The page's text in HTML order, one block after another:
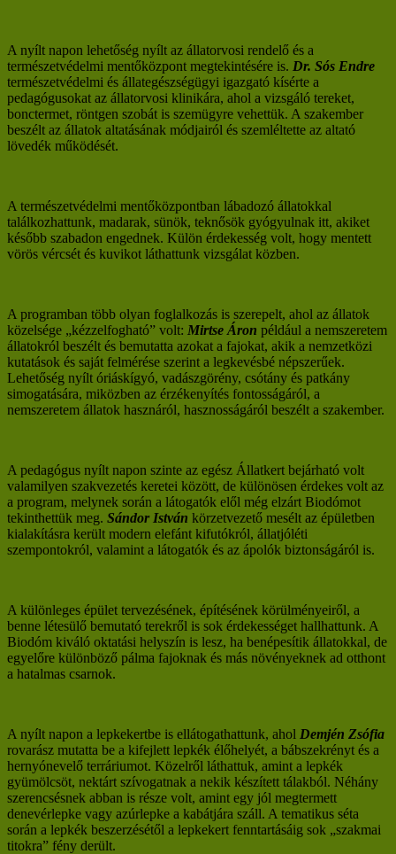
A nyílt napon lehetőség nyílt az állatorvosi rendelő és a
természetvédelmi mentőközpont megtekintésére is. Dr. Sós Endre
természetvédelmi és állategészségügyi igazgató kísérte a
pedagógusokat az állatorvosi klinikára, ahol a vizsgáló tereket,
bonctermet, röntgen szobát is szemügyre vehettük. A szakember
beszélt az állatok altatásának módjairól és szemléltette az altató
lövedék működését.
A természetvédelmi mentőközpontban lábadozó állatokkal
találkozhattunk, madarak, sünök, teknősök gyógyulnak itt, akiket
később szabadon engednek. Külön érdekesség volt, hogy mentett
vörös vércsét és kuvikot láthattunk vizsgálat közben.
A programban több olyan foglalkozás is szerepelt, ahol az állatok
közelsége „kézzelfogható” volt: Mirtse Áron például a nemszeretem
állatokról beszélt és bemutatta azokat a fajokat, akik a nemzetközi
kutatások és saját felmérése szerint a legkevésbé népszerűek.
Lehetőség nyílt óriáskígyó, vadászgörény, csótány és patkány
simogatására, miközben az érzékenyítés fontosságáról, a
nemszeretem állatok hasznáról, hasznosságáról beszélt a szakember.
A pedagógus nyílt napon szinte az egész Állatkert bejárható volt
valamilyen szakvezetés keretei között, de különösen érdekes volt az
a program, melynek során a látogatók elől még elzárt Biodómot
tekinthettük meg. Sándor István körzetvezető mesélt az épületben
kialakításra került modern elefánt kifutókról, állatjóléti
szempontokról, valamint a látogatók és az ápolók biztonságáról is.
A különleges épület tervezésének, építésének körülményeiről, a
benne létesülő bemutató terekről is sok érdekességet hallhattunk. A
Biodóm kiváló oktatási helyszín is lesz, ha benépesítik állatokkal, de
egyelőre különböző pálma fajoknak és más növényeknek ad otthont
a hatalmas csarnok.
A nyílt napon a lepkekertbe is ellátogathattunk, ahol Demjén Zsófia
rovarász mutatta be a kifejlett lepkék élőhelyét, a bábszekrényt és a
hernyónevelő terráriumot. Közelről láthattuk, amint a lepkék
gyümölcsöt, nektárt szívogatnak a nekik készített tálakból. Néhány
szerencsésnek abban is része volt, amint egy jól megtermett
denevérlepke vagy azúrlepke a kabátjára száll. A tematikus séta
során a lepkék beszerzésétől a lepkekert fenntartásáig sok „szakmai
titokra” fény derült.